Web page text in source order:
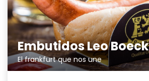
Embutidos Leo Boeck
El frankfurt que nos une